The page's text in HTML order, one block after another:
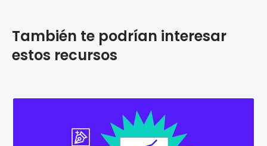
También te podrían interesar
estos recursos